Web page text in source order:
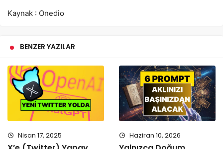
Kaynak : Onedio
BENZER YAZILAR
Nisan 17, 2025 Haziran 10, 2026